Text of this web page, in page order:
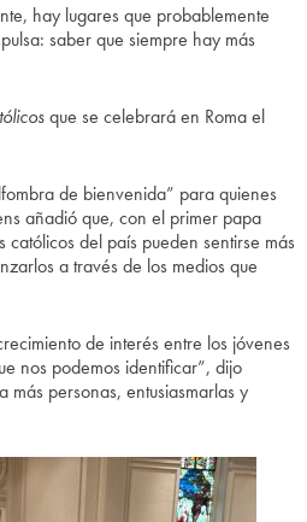
hay lugares que probablemente
saber que siempre hay más
que se celebrará en Roma el
de bienvenida” para quienes
añadió que, con el primer papa
del país pueden sentirse más
a través de los medios que
de interés entre los jóvenes
nos podemos identificar”, dijo
más personas, entusiasmarlas y